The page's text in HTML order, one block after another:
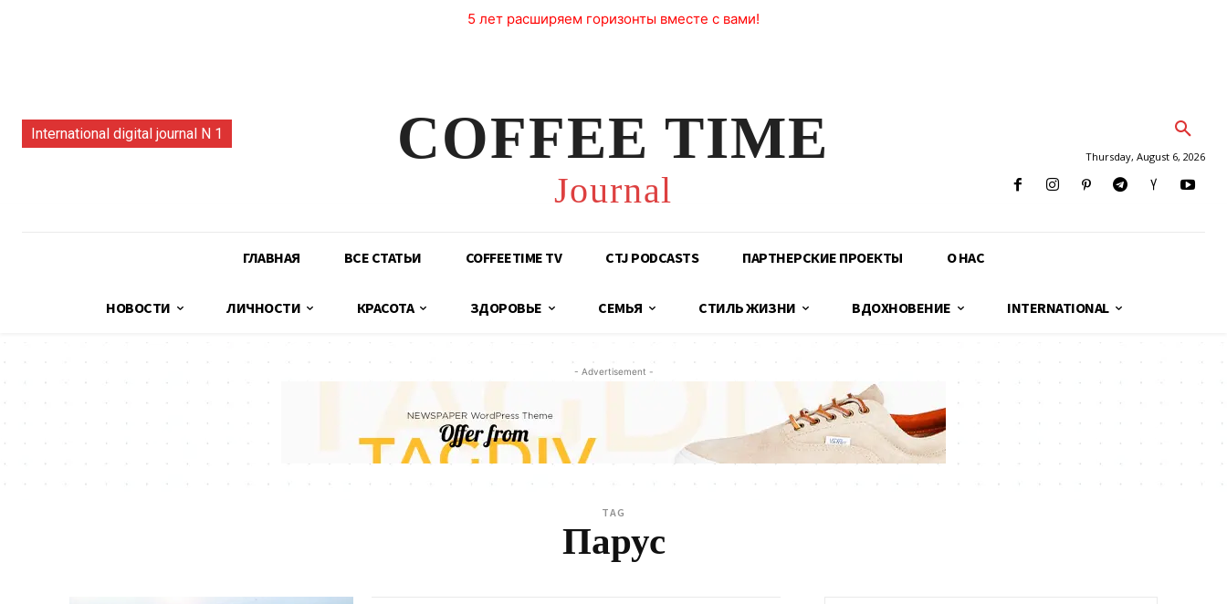
5 лет расширяем горизонты вместе с вами!
International digital journal N 1 COFFEE TIME
Journal
Thursday, August 6, 2026
ГЛАВНАЯ ВСЕ СТАТЬИ COFFEETIME TV CTJ PODCASTS ПАРТНЕРСКИЕ ПРОЕКТЫ О НАС
НОВОСТИ ЛИЧНОСТИ КРАСОТА ЗДОРОВЬЕ СЕМЬЯ СТИЛЬ ЖИЗНИ ВДОХНОВЕНИЕ INTERNATIONAL
- Advertisement -
TAG
Парус